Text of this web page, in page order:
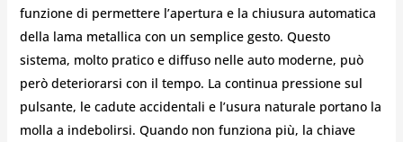
funzione di permettere l’apertura e la chiusura automatica
della lama metallica con un semplice gesto. Questo
sistema, molto pratico e diffuso nelle auto moderne, può
però deteriorarsi con il tempo. La continua pressione sul
pulsante, le cadute accidentali e l’usura naturale portano la
molla a indebolirsi. Quando non funziona più, la chiave